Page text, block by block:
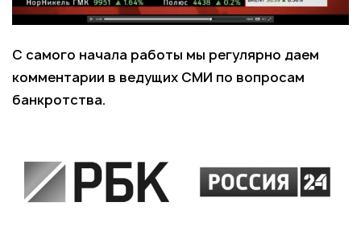
С самого начала работы мы регулярно даем
комментарии в ведущих СМИ по вопросам
банкротства.